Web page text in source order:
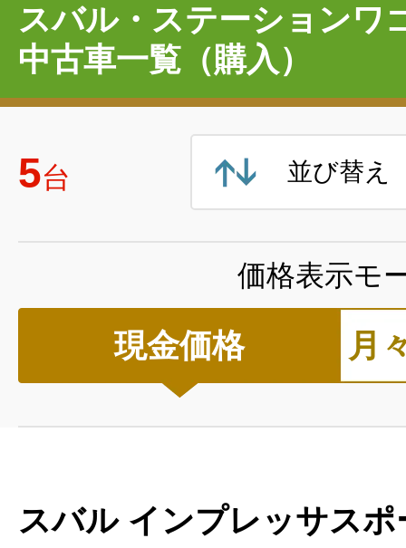
スバル・ステーションワ
中古車一覧（購入）
5台 並び替え
価格表示モ
現金価格 月
スバル インプレッサス